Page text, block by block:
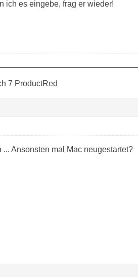
ich es eingebe, frag er wieder!
7 ProductRed
Ansonsten mal Mac neugestartet?